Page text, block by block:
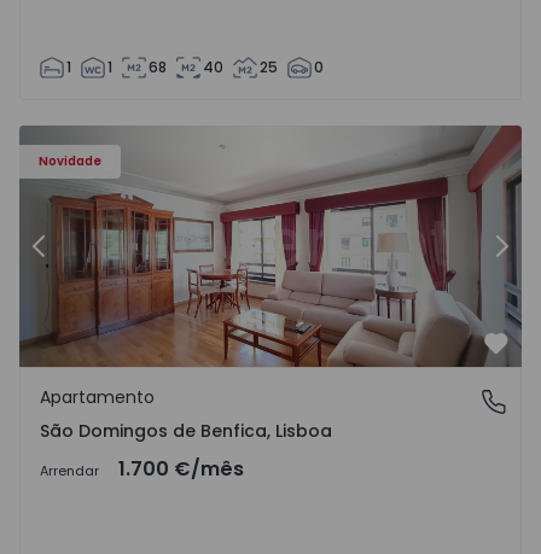
1 1 68 40 25 0
Novidade
Anterior
São Domingos de Benfica, Lisboa
Apartamento
São Domingos de Benfica, Lisboa
Arrendar 1.700 €/mês